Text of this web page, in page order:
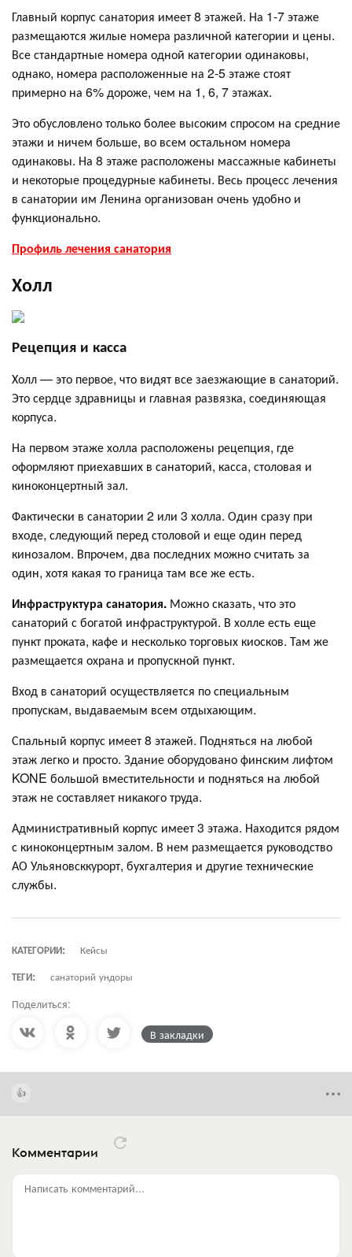
Главный корпус санатория имеет 8 этажей. На 1-7 этаже
размещаются жилые номера различной категории и цены.
Все стандартные номера одной категории одинаковы,
однако, номера расположенные на 2-5 этаже стоят
примерно на 6% дороже, чем на 1, 6, 7 этажах.
Это обусловлено только более высоким спросом на средние
этажи и ничем больше, во всем остальном номера
одинаковы. На 8 этаже расположены массажные кабинеты
и некоторые процедурные кабинеты. Весь процесс лечения
в санатории им Ленина организован очень удобно и
функционально.
Профиль лечения санатория
Холл
Рецепция и касса
Холл — это первое, что видят все заезжающие в санаторий.
Это сердце здравницы и главная развязка, соединяющая
корпуса.
На первом этаже холла расположены рецепция, где
оформляют приехавших в санаторий, касса, столовая и
киноконцертный зал.
Фактически в санатории 2 или 3 холла. Один сразу при
входе, следующий перед столовой и еще один перед
кинозалом. Впрочем, два последних можно считать за
один, хотя какая то граница там все же есть.
Инфраструктура санатория. Можно сказать, что это
санаторий с богатой инфраструктурой. В холле есть еще
пункт проката, кафе и несколько торговых киосков. Там же
размещается охрана и пропускной пункт.
Вход в санаторий осуществляется по специальным
пропускам, выдаваемым всем отдыхающим.
Спальный корпус имеет 8 этажей. Подняться на любой
этаж легко и просто. Здание оборудовано финским лифтом
KONE большой вместительности и подняться на любой
этаж не составляет никакого труда.
Административный корпус имеет 3 этажа. Находится рядом
с киноконцертным залом. В нем размещается руководство
АО Ульяновсккурорт, бухгалтерия и другие технические
службы.
КАТЕГОРИИ:
Кейсы
ТЕГИ:
санаторий ундоры
Поделиться:
В закладки
Комментарии
Написать комментарий...